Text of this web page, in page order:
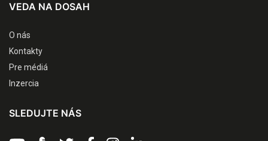
VEDA NA DOSAH
O nás
Kontakty
Pre médiá
Inzercia
SLEDUJTE NÁS